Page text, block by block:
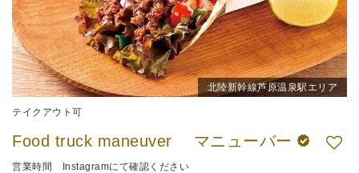
北陸新幹線芦原温泉駅エリア
テイクアウト可
Food truck maneuver マニューバー
営業時間 Instagramにて確認ください